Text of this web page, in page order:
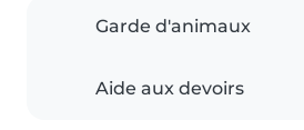
Garde d'animaux
Aide aux devoirs